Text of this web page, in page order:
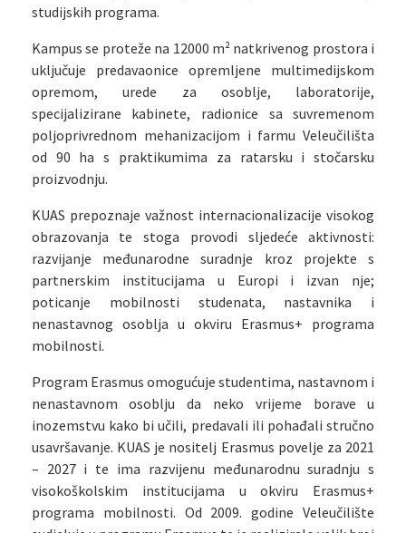
studijskih programa.
Kampus se proteže na 12000 m² natkrivenog prostora i
uključuje predavaonice opremljene multimedijskom
opremom, urede za osoblje, laboratorije,
specijalizirane kabinete, radionice sa suvremenom
poljoprivrednom mehanizacijom i farmu Veleučilišta
od 90 ha s praktikumima za ratarsku i stočarsku
proizvodnju.
KUAS prepoznaje važnost internacionalizacije visokog
obrazovanja te stoga provodi sljedeće aktivnosti:
razvijanje međunarodne suradnje kroz projekte s
partnerskim institucijama u Europi i izvan nje;
poticanje mobilnosti studenata, nastavnika i
nenastavnog osoblja u okviru Erasmus+ programa
mobilnosti.
Program Erasmus omogućuje studentima, nastavnom i
nenastavnom osoblju da neko vrijeme borave u
inozemstvu kako bi učili, predavali ili pohađali stručno
usavršavanje. KUAS je nositelj Erasmus povelje za 2021
– 2027 i te ima razvijenu međunarodnu suradnju s
visokoškolskim institucijama u okviru Erasmus+
programa mobilnosti. Od 2009. godine Veleučilište